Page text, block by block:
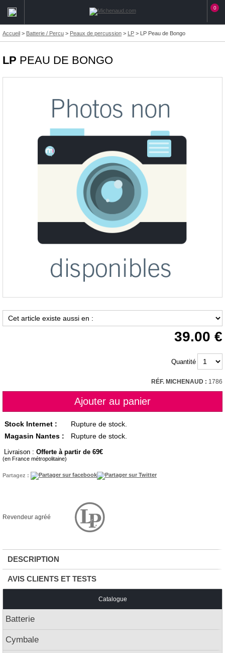
0
Accueil > Batterie / Percu > Peaux de percussion > LP > LP Peau de Bongo
LP PEAU DE BONGO
39.00
Quantité
RÉF. MICHENAUD : 1786
Stock Internet :
Rupture de stock.
Magasin Nantes :
Rupture de stock.
Livraison : Offerte à partir de 69
(en France métropolitaine)
Partagez :
Revendeur agréé
DESCRIPTION
AVIS CLIENTS ET TESTS
Catalogue
Batterie
Cymbale